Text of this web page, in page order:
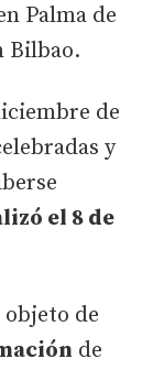
Palma de
Bilbao.
de
y
el 8 de
de
de